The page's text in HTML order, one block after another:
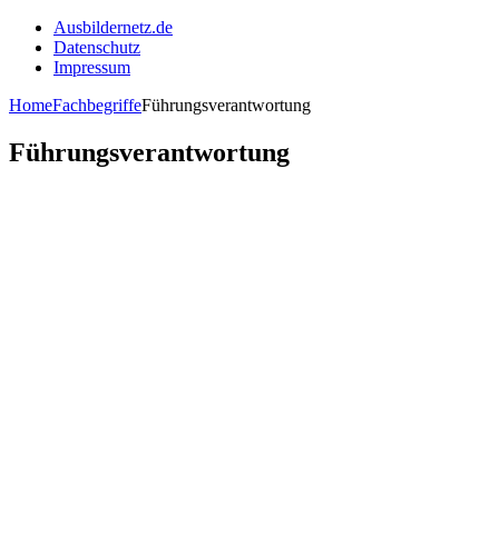
Ausbildernetz.de
Datenschutz
Impressum
HomeFachbegriffeFührungsverantwortung
Führungsverantwortung